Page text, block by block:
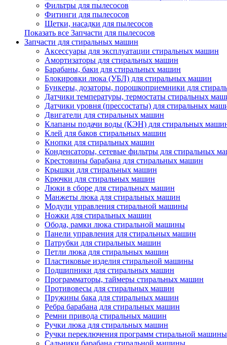
Фильтры для пылесосов
Фитинги для пылесосов
Щетки, насадки для пылесосов
Показать все Запчасти для пылесосов
Запчасти для стиральных машин
Аксессуары для эксплуатации стиральных машин
Амортизаторы для стиральных машин
Барабаны, баки для стиральных машин
Блокировки люка (УБЛ) для стиральных машин
Бункеры, дозаторы, порошкоприемники для
Датчики температуры, термостаты стиральных
Датчики уровня (прессостаты) для стиральных
Двигатели для стиральных машин
Клапаны подачи воды (КЭН) для стиральных
Клей для баков стиральных машин
Кнопки для стиральных машин
Конденсаторы, сетевые фильтры для стиральных
Крестовины барабана для стиральных машин
Крышки для стиральных машин
Крючки для стиральных машин
Люки в сборе для стиральных машин
Манжеты люка для стиральных машин
Модули управления стиральной машины
Ножки для стиральных машин
Обода, рамки люка стиральной машины
Панели управления для стиральных машин
Патрубки для стиральных машин
Петли люка для стиральных машин
Пластиковые изделия стиральной машины
Подшипники для стиральных машин
Программаторы, таймеры стиральных машин
Противовесы для стиральных машин
Пружины бака для стиральных машин
Ребра барабана для стиральных машин
Ремни привода стиральных машин
Ручки люка для стиральных машин
Ручки переключения программ стиральной машины
Сальники барабана стиральной машины